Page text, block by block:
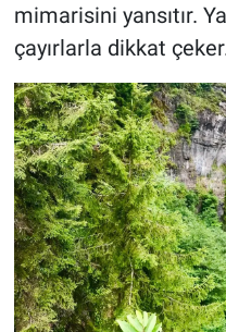
mimarisini yansıtır.
çayırlarla dikkat